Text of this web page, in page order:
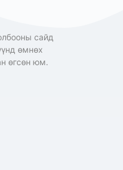
сайд
өмнөх
өгсөн юм.